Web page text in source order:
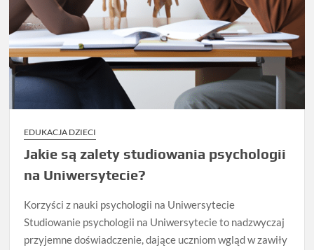
EDUKACJA DZIECI
Jakie są zalety studiowania psychologii
na Uniwersytecie?
Korzyści z nauki psychologii na Uniwersytecie
Studiowanie psychologii na Uniwersytecie to nadzwyczaj
przyjemne doświadczenie, dające uczniom wgląd w zawiły